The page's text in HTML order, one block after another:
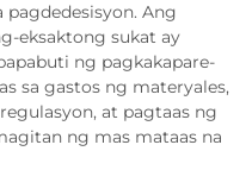
Ang
eksaktong sukat ay
ng pagkakapare-
sa gastos ng materyales,
at pagtaas ng
ng mas mataas na